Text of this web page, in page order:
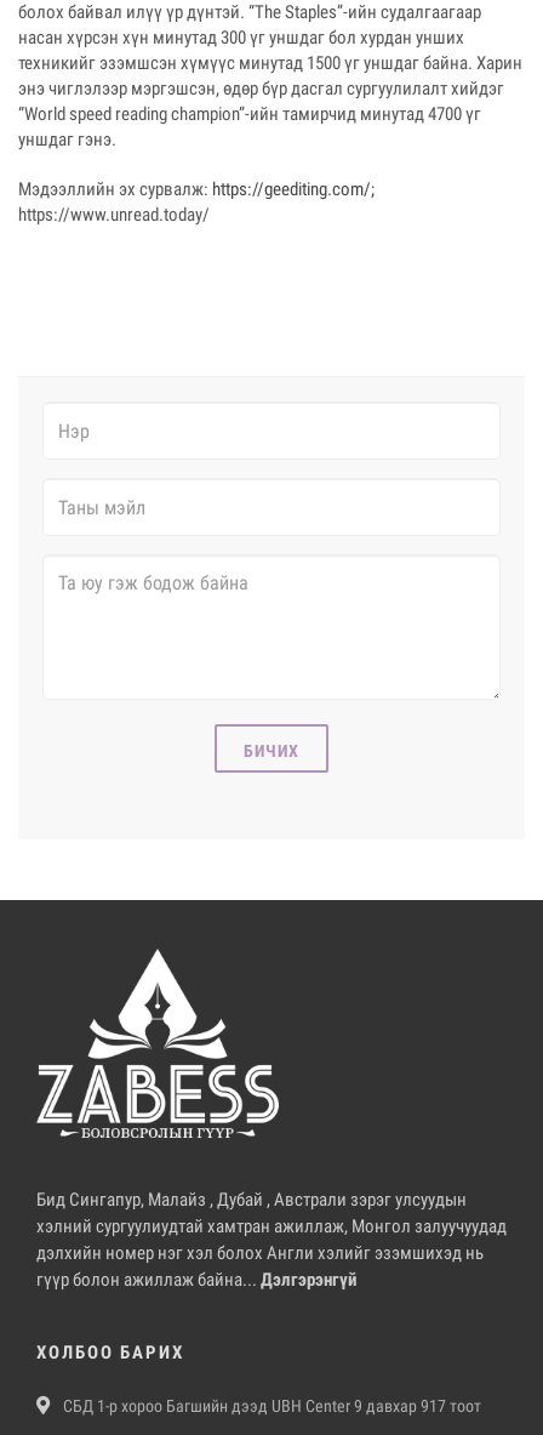
болох байвал илүү үр дүнтэй. “The Staples”-ийн судалгаагаар
насан хүрсэн хүн минутад 300 үг уншдаг бол хурдан унших
техникийг эзэмшсэн хүмүүс минутад 1500 үг уншдаг байна. Харин
энэ чиглэлээр мэргэшсэн, өдөр бүр дасгал сургуулилалт хийдэг
“World speed reading champion”-ийн тамирчид минутад 4700 үг
уншдаг гэнэ.
Мэдээллийн эх сурвалж: https://geediting.com/;
https://www.unread.today/
БИЧИХ
Бид Сингапур, Малайз , Дубай , Австрали зэрэг улсуудын
хэлний сургуулиудтай хамтран ажиллаж, Монгол залуучуудад
дэлхийн номер нэг хэл болох Англи хэлийг эзэмшихэд нь
гүүр болон ажиллаж байна... Дэлгэрэнгүй
ХОЛБОО БАРИХ
СБД 1-р хороо Багшийн дээд UBH Center 9 давхар 917 тоот